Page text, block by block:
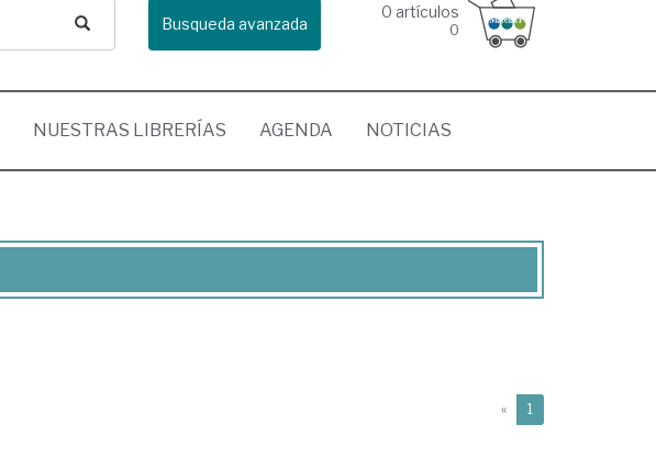
Busqueda avanzada
0 artículos
0
NUESTRAS LIBRERÍAS AGENDA NOTICIAS
« 1